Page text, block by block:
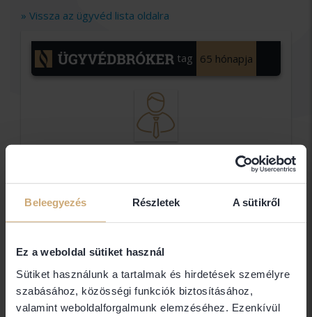
Beleegyezés Részletek A sütikről
Ez a weboldal sütiket használ
Sütiket használunk a tartalmak és hirdetések személyre
szabásához, közösségi funkciók biztosításához,
valamint weboldalforgalmunk elemzéséhez. Ezenkívül
» Vissza az ügyvéd lista oldalra
tag 65 hónapja
Mikola
Emese
Ágota
ügyvéd
Dr Mikola Emese Ágota